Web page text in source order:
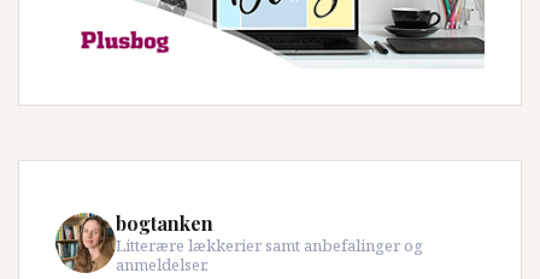
bogtanken
Litterære lækkerier samt anbefalinger og
anmeldelser.